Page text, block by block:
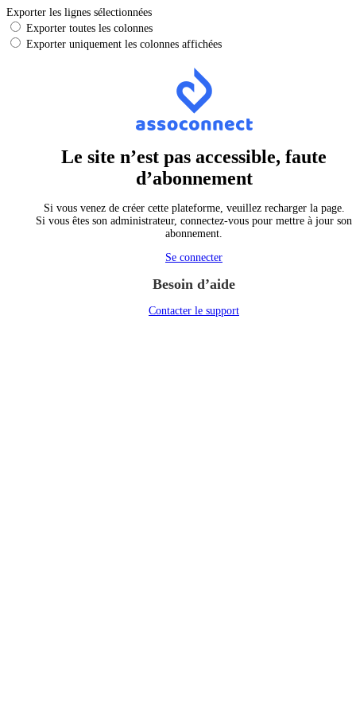
Exporter les lignes sélectionnées
Exporter toutes les colonnes
Exporter uniquement les colonnes affichées
Le site n’est pas accessible, faute
d’abonnement
Si vous venez de créer cette plateforme, veuillez recharger la page.
Si vous êtes son administrateur, connectez-vous pour mettre à jour son
abonnement.
Se connecter
Besoin d’aide
Contacter le support